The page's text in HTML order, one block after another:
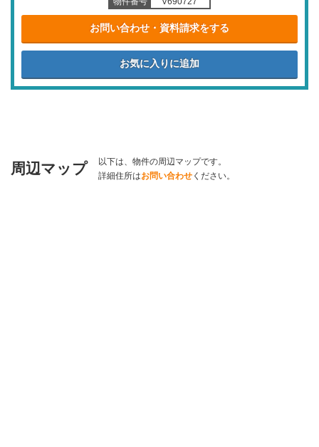
お問い合わせ・資料請求をする
周辺マップ
以下は、物件の周辺マップです。
詳細住所はお問い合わせ ください。